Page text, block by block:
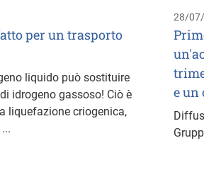
per un trasporto
liquido può sostituire
idrogeno gassoso! Ciò è
liquefazione criogenica,
28/
e